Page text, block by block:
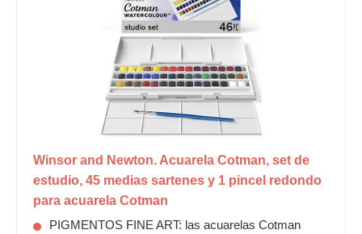
Winsor and Newton. Acuarela Cotman, set de
estudio, 45 medias sartenes y 1 pincel redondo
para acuarela Cotman
PIGMENTOS FINE ART: las acuarelas Cotman